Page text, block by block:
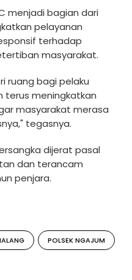
menjadi bagian dari
pelayanan
terhadap
masyarakat.
ruang bagi pelaku
terus meningkatkan
masyarakat merasa
tegasnya.
dijerat pasal
dan terancam
penjara.
POLSEK NGAJUM